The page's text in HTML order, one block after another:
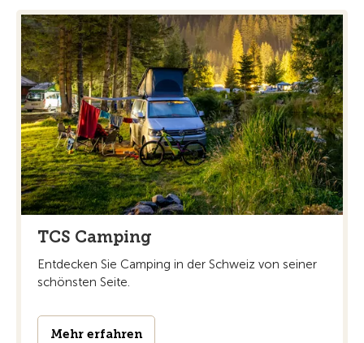
TCS Camping
Entdecken Sie Camping in der Schweiz von seiner
schönsten Seite.
Mehr erfahren